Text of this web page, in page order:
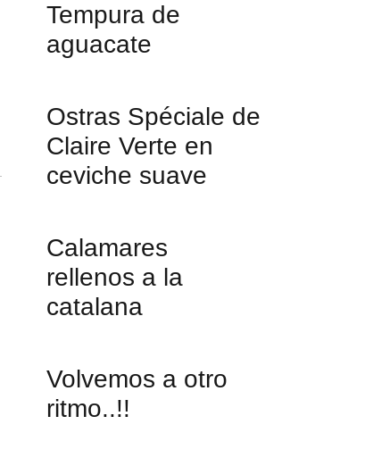
Tempura de
aguacate
Ostras Spéciale de
Claire Verte en
ceviche suave
Calamares
rellenos a la
catalana
Volvemos a otro
ritmo..!!